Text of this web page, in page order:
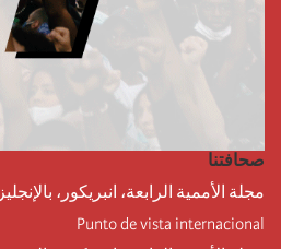
صحافتنا
مجلة الأممية الرابعة، انبريكور،
Punto de vista internacional